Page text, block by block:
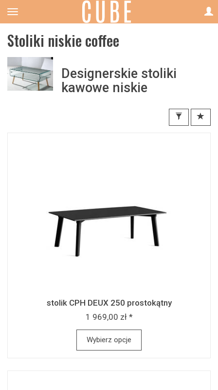
Stoliki niskie coffee
Designerskie stoliki
kawowe niskie
stolik CPH DEUX 250 prostokątny
1 969,00 zł *
Wybierz opcje